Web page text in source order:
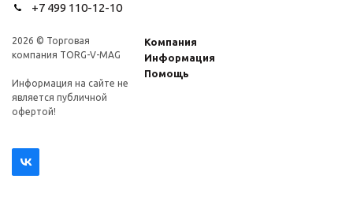
+7 499 110-12-10
2026 © Торговая
компания TORG-V-MAG
Информация на сайте не
является публичной
офертой!
Компания
Информация
Помощь